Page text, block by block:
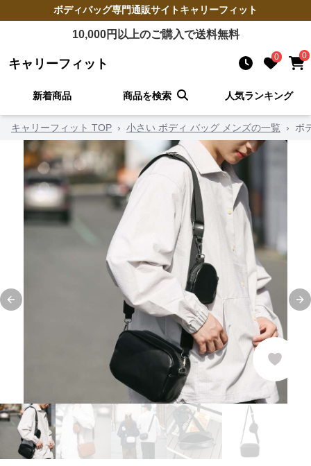
ボディバッグ専門通販サイトキャリーフィット
10,000円以上のご購入で送料無料
キャリーフィット 0 0
新着商品 商品を検索 人気ランキング
キャリーフィット TOP › 小さい ボディ バッグ メンズの一覧 › ボ
Previous slide